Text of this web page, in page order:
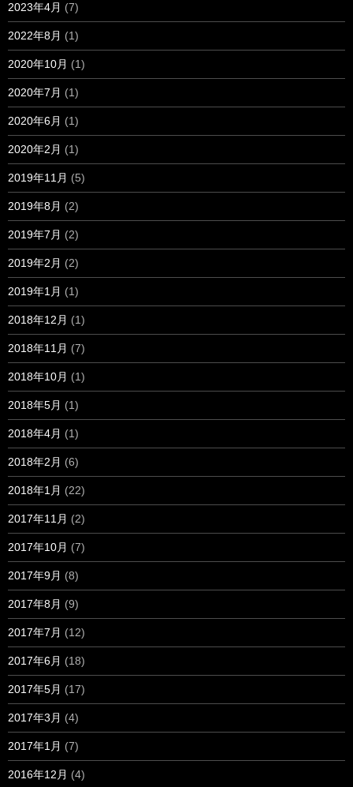
2023年4月 (7)
2022年8月 (1)
2020年10月 (1)
2020年7月 (1)
2020年6月 (1)
2020年2月 (1)
2019年11月 (5)
2019年8月 (2)
2019年7月 (2)
2019年2月 (2)
2019年1月 (1)
2018年12月 (1)
2018年11月 (7)
2018年10月 (1)
2018年5月 (1)
2018年4月 (1)
2018年2月 (6)
2018年1月 (22)
2017年11月 (2)
2017年10月 (7)
2017年9月 (8)
2017年8月 (9)
2017年7月 (12)
2017年6月 (18)
2017年5月 (17)
2017年3月 (4)
2017年1月 (7)
2016年12月 (4)